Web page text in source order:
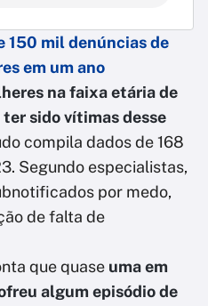
150 mil denúncias de
em um ano
na faixa etária de
sido vítimas desse
compila dados de 168
Segundo especialistas,
por medo,
de falta de
que quase uma em
algum episódio de